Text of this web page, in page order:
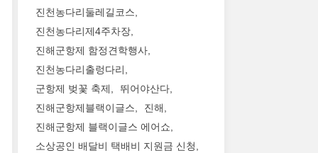
진천농다리둘레길코스
진천농다리제4주차장
진해군항제 함정견학행사
진천농다리출렁다리
군항제 벚꽃 축제
뛰어야산다
진해군항제블랙이글스
진해
진해군항제 블랙이글스 에어쇼
소상공인 배달비 택배비 지원금 신청